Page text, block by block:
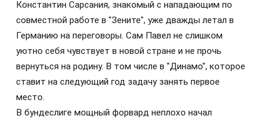
Константин Сарсания, знакомый с нападающим по
совместной работе в "Зените", уже дважды летал в
Германию на переговоры. Сам Павел не слишком
уютно себя чувствует в новой стране и не прочь
вернуться на родину. В том числе в "Динамо", которое
ставит на следующий год задачу занять первое
место.
В бундеслиге мощный форвард неплохо начал